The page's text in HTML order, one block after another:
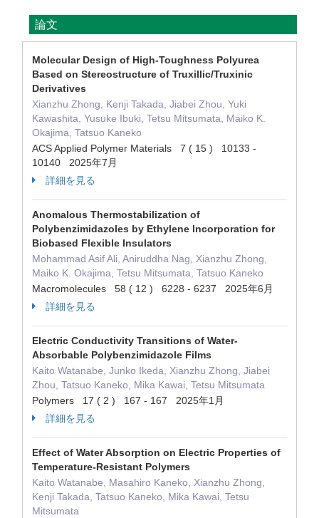
論文
Molecular Design of High-Toughness Polyurea
Based on Stereostructure of Truxillic/Truxinic
Derivatives
Xianzhu Zhong, Kenji Takada, Jiabei Zhou, Yuki
Kawashita, Yusuke Ibuki, Tetsu Mitsumata, Maiko K.
Okajima, Tatsuo Kaneko
ACS Applied Polymer Materials 7 ( 15 ) 10133 -
10140 2025年7月
詳細を見る
Anomalous Thermostabilization of
Polybenzimidazoles by Ethylene Incorporation for
Biobased Flexible Insulators
Mohammad Asif Ali, Aniruddha Nag, Xianzhu Zhong,
Maiko K. Okajima, Tetsu Mitsumata, Tatsuo Kaneko
Macromolecules 58 ( 12 ) 6228 - 6237 2025年6月
詳細を見る
Electric Conductivity Transitions of Water-
Absorbable Polybenzimidazole Films
Kaito Watanabe, Junko Ikeda, Xianzhu Zhong, Jiabei
Zhou, Tatsuo Kaneko, Mika Kawai, Tetsu Mitsumata
Polymers 17 ( 2 ) 167 - 167 2025年1月
詳細を見る
Effect of Water Absorption on Electric Properties of
Temperature-Resistant Polymers
Kaito Watanabe, Masahiro Kaneko, Xianzhu Zhong,
Kenji Takada, Tatsuo Kaneko, Mika Kawai, Tetsu
Mitsumata